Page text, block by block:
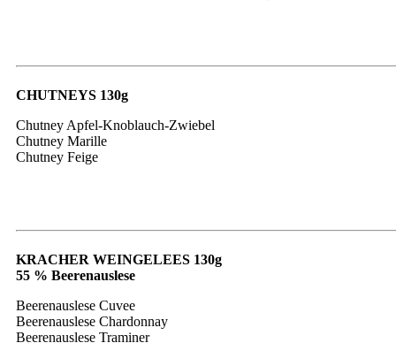
CHUTNEYS 130g
Chutney Apfel-Knoblauch-Zwiebel
Chutney Marille
Chutney Feige
KRACHER WEINGELEES 130g
55 % Beerenauslese
Beerenauslese Cuvee
Beerenauslese Chardonnay
Beerenauslese Traminer